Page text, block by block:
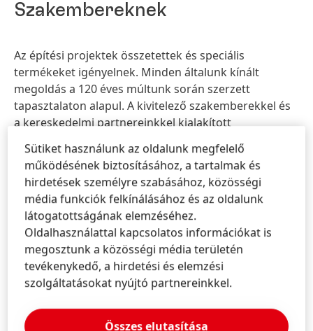
Szakembereknek
Az építési projektek összetettek és speciális
termékeket igényelnek. Minden általunk kínált
megoldás a 120 éves múltunk során szerzett
tapasztalaton alapul. A kivitelező szakemberekkel és
a kereskedelmi partnereinkkel kialakított
célunk, hogy a szakemberek megbízható építőipari
partnere legyünk. Alapvető értékeinkre – az
innovációra, fenntarthatóságra, műszaki
szakértelemre és a minőségre – összpontosítva arra
törekszünk, hogy az Ön igényeinek leginkább
megfelelő megoldásokat kínáljunk. Célunk az is, hogy
fenntartható építési megoldásokat kínáljunk, melyek
biztonságosak a környezetre nézve, megbízhatók és
az idő próbáját is kiállják.
A Ceresit úgy alakította ki termékkínálatát, hogy az
Sütiket használunk az oldalunk megfelelő
működésének biztosításához, a tartalmak és
hirdetések személyre szabásához, közösségi
média funkciók felkínálásához és az oldalunk
látogatottságának elemzéséhez.
Oldalhasználattal kapcsolatos információkat is
megosztunk a közösségi média területén
tevékenykedő, a hirdetési és elemzési
szolgáltatásokat nyújtó partnereinkkel.
Összes elutasítása